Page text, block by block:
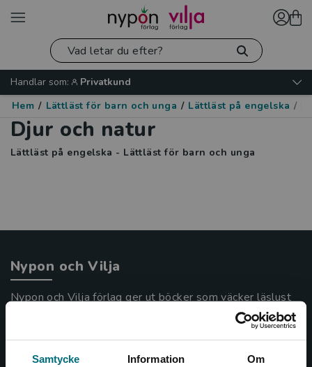
Samtycke Information Om
Handlar som:
Privatkund
Hem / Lättläst för barn och unga / Lättläst på engelska /
Djur och natur
Lättläst på engelska - Lättläst för barn och unga
Nypon och Vilja
Nypon och Vilja förlag ger ut böcker som väcker läslust
och öppnar dörren till nya världar och möjligheter för